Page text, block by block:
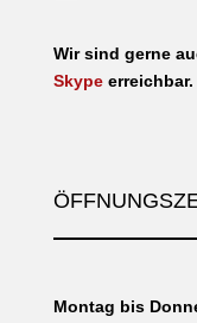
Wir sind gerne
Skypeerreichbar.
Montag bis